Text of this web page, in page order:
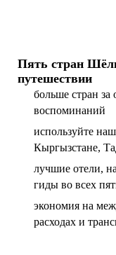
Пять стран
путешествии
больше стран за
воспоминаний
используйте
Кыргызстане,
лучшие отели,
гиды во всех
экономия на
расходах и